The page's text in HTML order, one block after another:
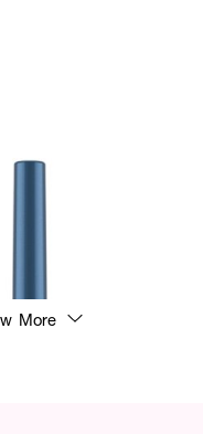
More